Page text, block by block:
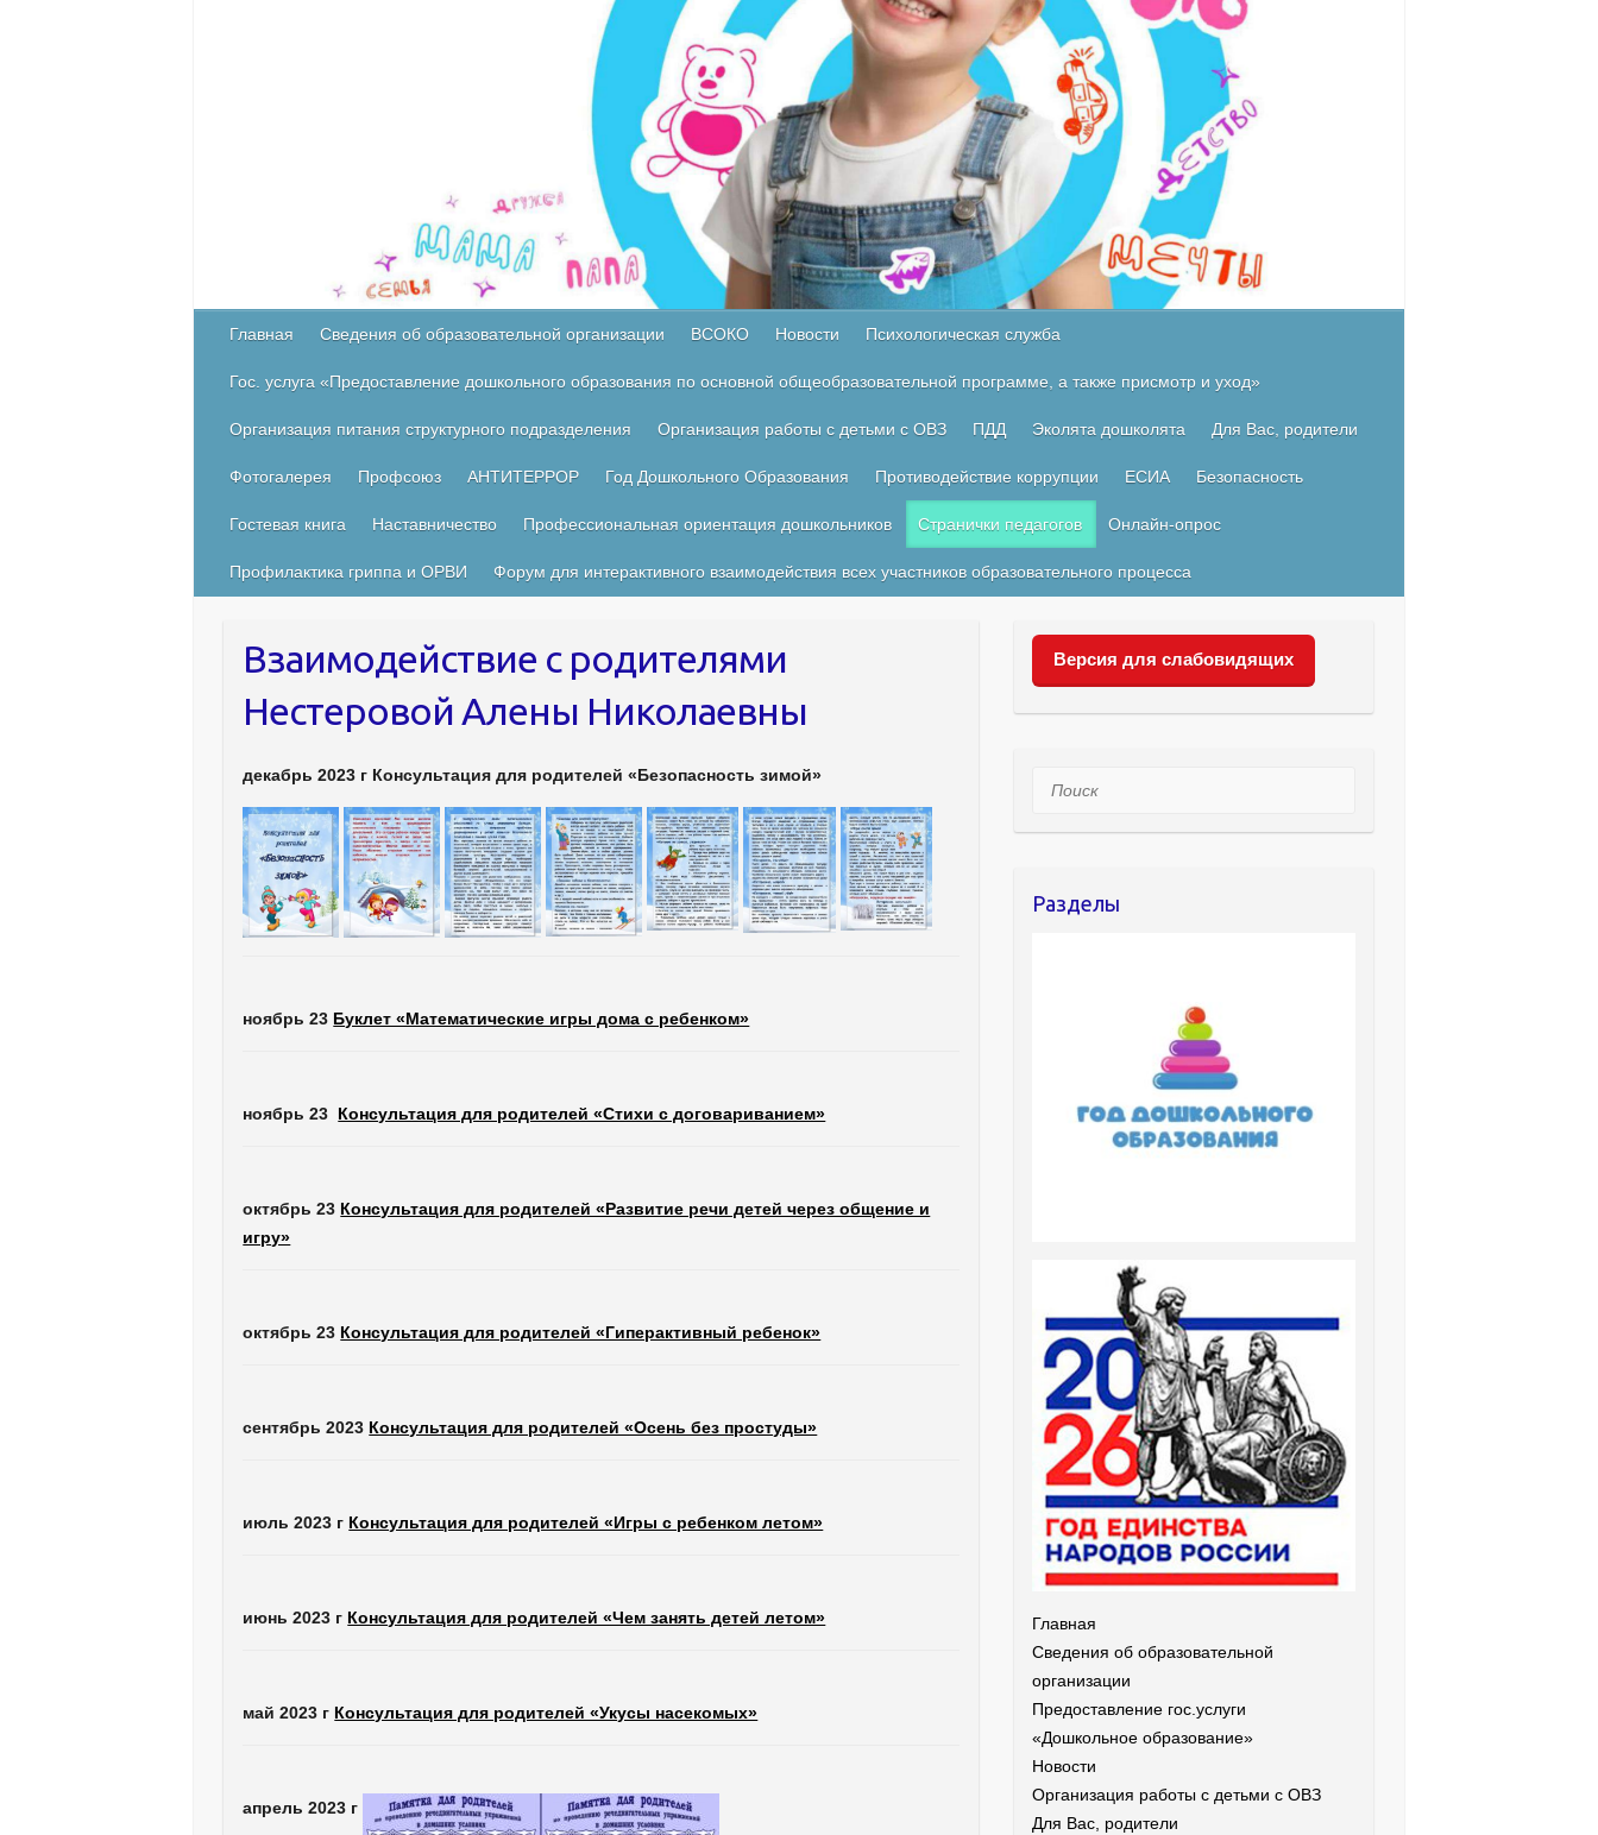
Главная Сведения об образовательной организации ВСОКО Новости Психологическая служба
Гос. услуга «Предоставление дошкольного образования по основной общеобразовательной программе, а также присмотр и уход»
Организация питания структурного подразделения Организация работы с детьми с ОВЗ ПДД Эколята дошколята Для Вас, родители
Фотогалерея Профсоюз АНТИТЕРРОР Год Дошкольного Образования Противодействие коррупции ЕСИА Безопасность
Гостевая книга Наставничество Профессиональная ориентация дошкольников Странички педагогов Онлайн-опрос
Профилактика гриппа и ОРВИ Форум для интерактивного взаимодействия всех участников образовательного процесса
Взаимодействие с родителями
Нестеровой Алены Николаевны
декабрь 2023 г Консультация для родителей «Безопасность зимой»
ноябрь 23 Буклет «Математические игры дома с ребенком»
ноябрь 23 Консультация для родителей «Стихи с договариванием»
октябрь 23 Консультация для родителей «Развитие речи детей через общение и
игру»
октябрь 23 Консультация для родителей «Гиперактивный ребенок»
сентябрь 2023 Консультация для родителей «Осень без простуды»
июль 2023 г Консультация для родителей «Игры с ребенком летом»
июнь 2023 г Консультация для родителей «Чем занять детей летом»
май 2023 г Консультация для родителей «Укусы насекомых»
апрель 2023 г
Версия для слабовидящих
Поиск
Разделы
Главная
Сведения об образовательной
организации
Предоставление гос.услуги
«Дошкольное образование»
Новости
Организация работы с детьми с ОВЗ
Для Вас, родители